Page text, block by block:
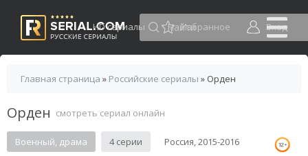
HD сериалы Избранное Вход
Главная страница » Российские сериалы » Орден
Орден смотреть сериал онлайн
Военный, драма 4 серии Россия, 2015-2016